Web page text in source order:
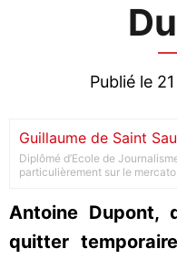
Publié le
Guillaume de Saint
Diplômé d’Ecole de
particulièrement sur le
Antoine Dupont,
quitter